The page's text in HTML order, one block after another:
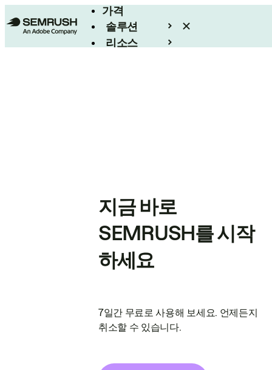
가격
솔루션
리소스
지금 바로
SEMRUSH를 시작
하세요
7일간 무료로 사용해 보세요. 언제든지
취소할 수 있습니다.